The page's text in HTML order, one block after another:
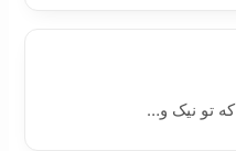
تو نیک و…